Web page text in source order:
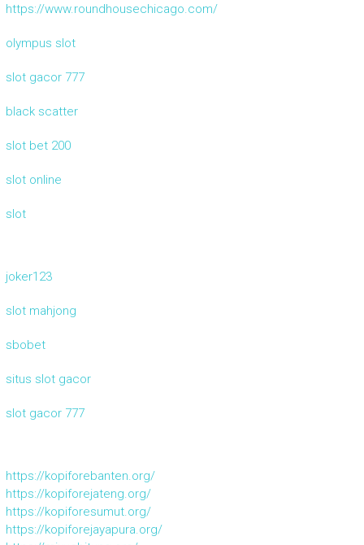
https://www.roundhousechicago.com/
olympus slot
slot gacor 777
black scatter
slot bet 200
slot online
slot
joker123
slot mahjong
sbobet
situs slot gacor
slot gacor 777
https://kopiforebanten.org/
https://kopiforejateng.org/
https://kopiforesumut.org/
https://kopiforejayapura.org/